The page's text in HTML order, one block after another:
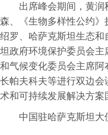
出席峰会期间，黄
森、《生物多样性公约
绍罗、哈萨克斯坦生态
坦政府环境保护委员会
和气候变化委员会主席
长帕夫科夫等进行双边
术和可持续发展解决方案
中国驻哈萨克斯坦大